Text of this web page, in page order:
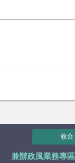
收合
兼辦政風業務專區